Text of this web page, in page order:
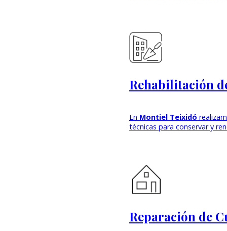
Rehabilitación
En Montiel Teixidó
técnicas para conservar y
Reparación de